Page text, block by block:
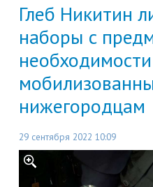
Глеб Никитин
наборы с
необходимости
нижегородцам
29 сентября 2022 10:09